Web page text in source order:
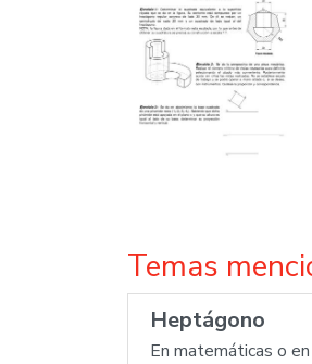
Temas
Heptágono
En matemáticas o